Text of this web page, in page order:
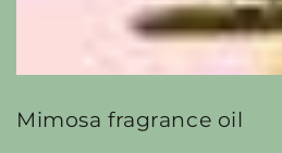
Mimosa fragrance oil